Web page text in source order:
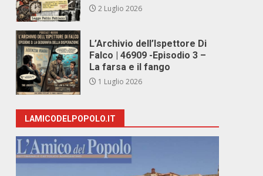
2 Luglio 2026
L’Archivio dell’Ispettore Di
Falco | 46909 -Episodio 3 –
La farsa e il fango
1 Luglio 2026
LAMICODELPOPOLO.IT